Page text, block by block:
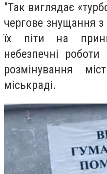
"Так виглядає
чергове знущання
їх піти на
небезпечні роботи
розмінування
міськраді.